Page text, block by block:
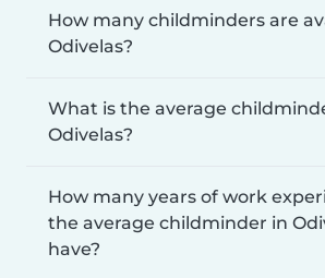
How many childminders are
Odivelas?
What is the average
Odivelas?
How many years of work
the average childminder in
have?